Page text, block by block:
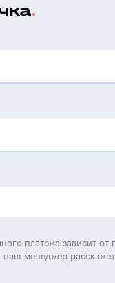
платежа зависит от
наш менеджер